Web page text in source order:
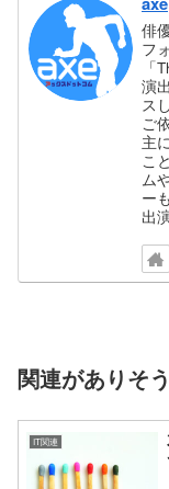
俳
フ
「
演
ス
ご
主
こ
ム
ー
出
関連がありそ
IT関連